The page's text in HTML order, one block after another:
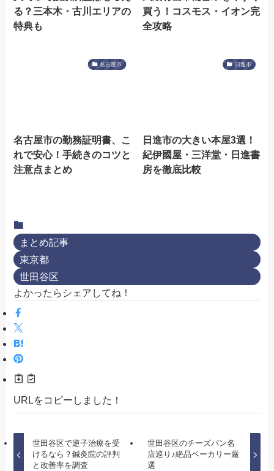
る？三本木・古川エリアの
特典も
買う！コスモス・イオン完
全攻略
名古屋市
名古屋市の勤務証明書、こ
れで安心！手続きのコツと
注意点まとめ
日進市
日進市の大きい本屋3選！
紀伊國屋・三洋堂・日進書
房を徹底比較
まとめ記事
東京都
世田谷区
よかったらシェアしてね！
URLをコピーしました！
世田谷区で逆子治療を受
けるなら？鍼灸院の評判
と改善率を調査
世田谷区のチーズパン名
店巡り♪絶品ベーカリー厳
選